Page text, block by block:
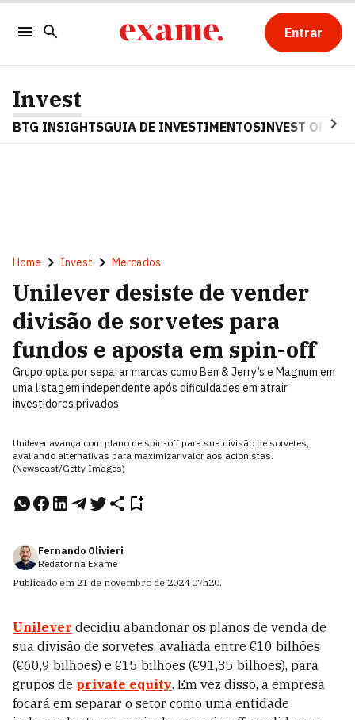
Entrar
Invest
BTG INSIGHTSGUIA DE INVESTIMENTOSINVEST OPINA
Home Invest Mercados
Unilever desiste de vender
divisão de sorvetes para
fundos e aposta em spin-off
Grupo opta por separar marcas como Ben & Jerry’s e Magnum em
uma listagem independente após dificuldades em atrair
investidores privados
Unilever avança com plano de spin-off para sua divisão de sorvetes,
avaliando alternativas para maximizar valor aos acionistas.
(Newscast/Getty Images)
Fernando Olivieri
Redator na Exame
Publicado em 21 de novembro de 2024 07h20.
Unilever decidiu abandonar os planos de venda de
sua divisão de sorvetes, avaliada entre €10 bilhões
(€60,9 bilhões) e €15 bilhões (€91,35 bilhões), para
grupos de private equity. Em vez disso, a empresa
focará em separar o setor como uma entidade